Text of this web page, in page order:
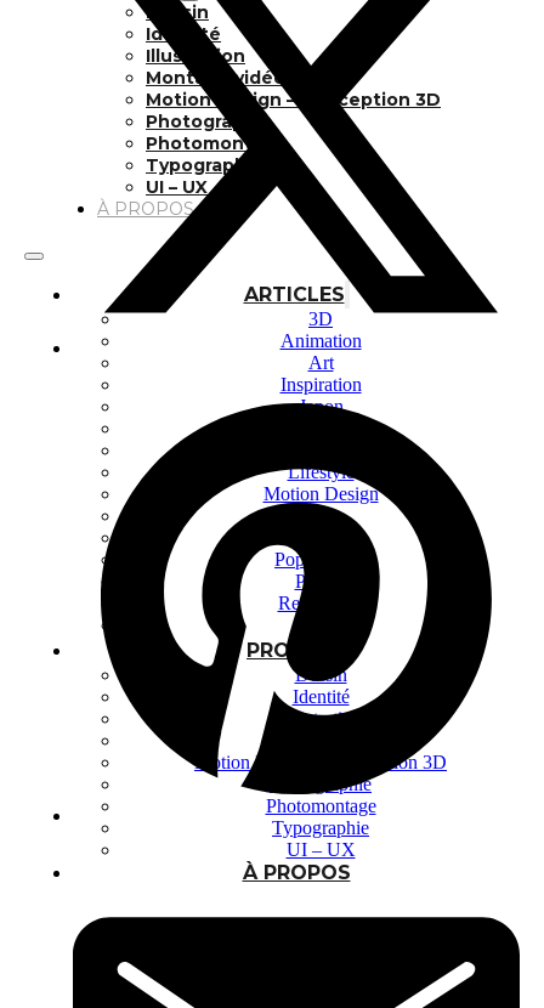
Dessin
Identité
Illustration
Montage vidéo
Motion Design – Conception 3D
Photographie
Photomontage
Typographie
UI – UX
À PROPOS
ARTICLES
3D
Animation
Art
Inspiration
Japon
Lifestyle
Motion Design
Outils
Pop Culture
Projets
Ressources
PROJETS
Dessin
Identité
Illustration
Montage vidéo
Motion Design – Conception 3D
Photographie
Photomontage
Typographie
UI – UX
À PROPOS